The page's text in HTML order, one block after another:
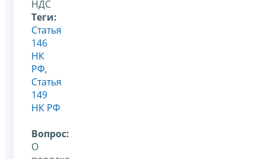
НДС
Теги:
Статья
146
НК
РФ,
Статья
149
НК РФ
Вопрос:
О